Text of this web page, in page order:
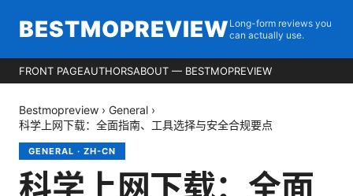
BESTMOPREVIEW Long-form reviews you
can actually use.
FRONT PAGEAUTHORSABOUT — BESTMOPREVIEW
Bestmopreview › General ›
科学上网下载：全面指南、工具选择与安全合规要点
GENERAL · ZH-CN
科学上网下载：全面